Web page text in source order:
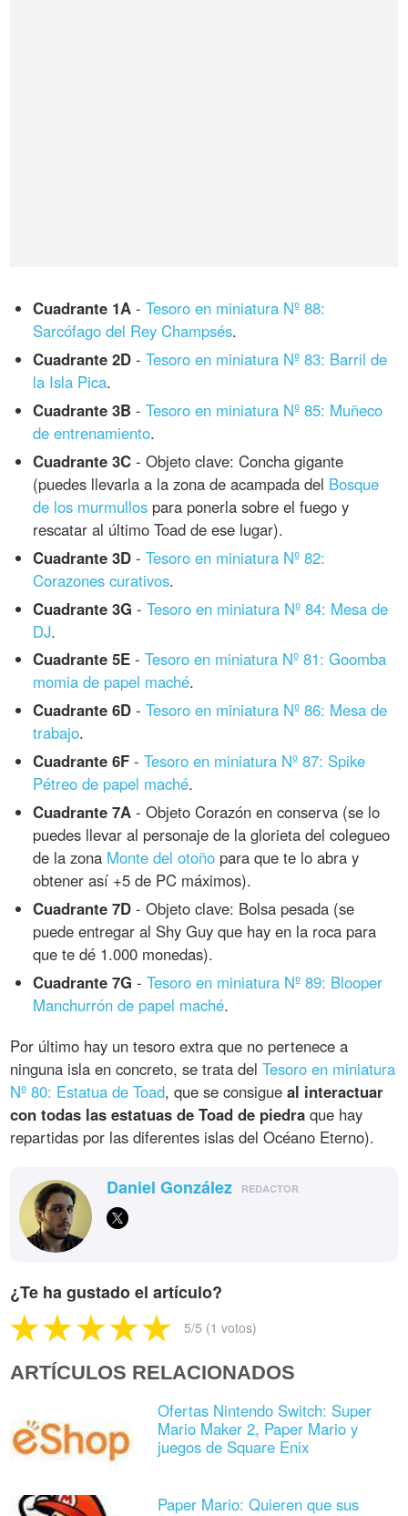
Cuadrante 1A -Tesoro en miniatura Nº 88:
Sarcófago del Rey Champsés.
Cuadrante 2D -Tesoro en miniatura Nº 83: Barril de
la Isla Pica.
Cuadrante 3B -Tesoro en miniatura Nº 85: Muñeco
de entrenamiento.
Cuadrante 3C - Objeto clave: Concha gigante
(puedes llevarla a la zona de acampada del Bosque
de los murmullos para ponerla sobre el fuego y
rescatar al último Toad de ese lugar).
Cuadrante 3D -Tesoro en miniatura Nº 82:
Corazones curativos.
Cuadrante 3G -Tesoro en miniatura Nº 84: Mesa de
DJ.
Cuadrante 5E -Tesoro en miniatura Nº 81: Goomba
momia de papel maché.
Cuadrante 6D -Tesoro en miniatura Nº 86: Mesa de
trabajo.
Cuadrante 6F -Tesoro en miniatura Nº 87: Spike
Pétreo de papel maché.
Cuadrante 7A - Objeto Corazón en conserva (se lo
puedes llevar al personaje de la glorieta del colegueo
de la zona Monte del otoño para que te lo abra y
obtener así +5 de PC máximos).
Cuadrante 7D - Objeto clave: Bolsa pesada (se
puede entregar al Shy Guy que hay en la roca para
que te dé 1.000 monedas).
Cuadrante 7G -Tesoro en miniatura Nº 89: Blooper
Manchurrón de papel maché.
Por último hay un tesoro extra que no pertenece a
ninguna isla en concreto, se trata delTesoro en miniatura
Nº 80: Estatua de Toad, que se consigueal interactuar
con todas las estatuas de Toad de piedra que hay
repartidas por las diferentes islas del Océano Eterno).
Daniel González REDACTOR
¿Te ha gustado el artículo?
5/5 (1 votos)
ARTÍCULOS RELACIONADOS
Ofertas Nintendo Switch: Super
Mario Maker 2, Paper Mario y
juegos de Square Enix
Paper Mario: Quieren que sus